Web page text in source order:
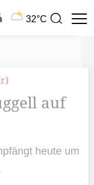
32°C
Suchbegriff
auf
heute um